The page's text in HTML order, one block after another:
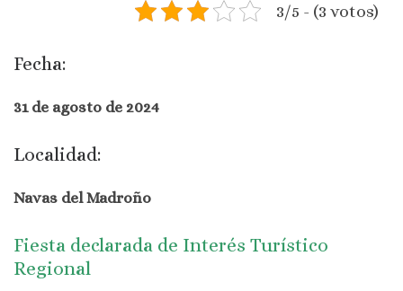
3/5 - (3 votos)
Fecha:
31 de agosto de 2024
Localidad:
Navas del Madroño
Fiesta declarada de Interés Turístico
Regional